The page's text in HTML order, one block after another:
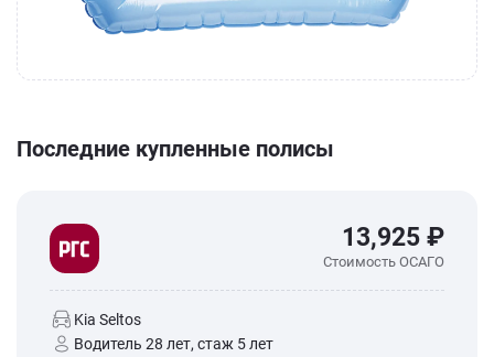
Последние купленные полисы
13,925 ₽
Стоимость ОСАГО
Kia Seltos
Водитель 28 лет, стаж 5 лет